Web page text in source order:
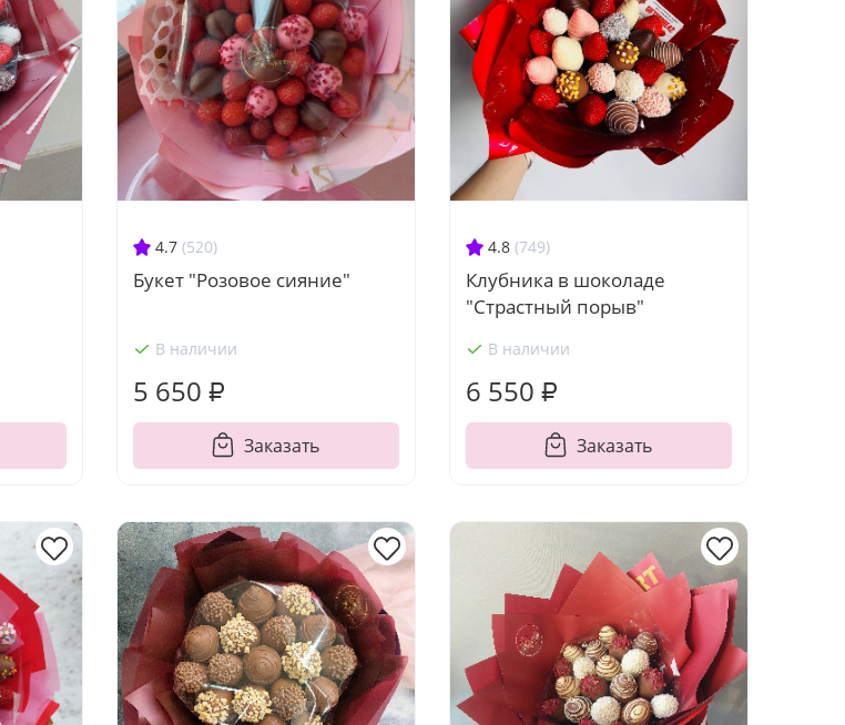
4.7 (520)
Букет "Розовое сияние"
В наличии
5 650 ₽
Заказать
4.8 (749)
Клубника в шоколаде
"Страстный порыв"
В наличии
6 550 ₽
Заказать